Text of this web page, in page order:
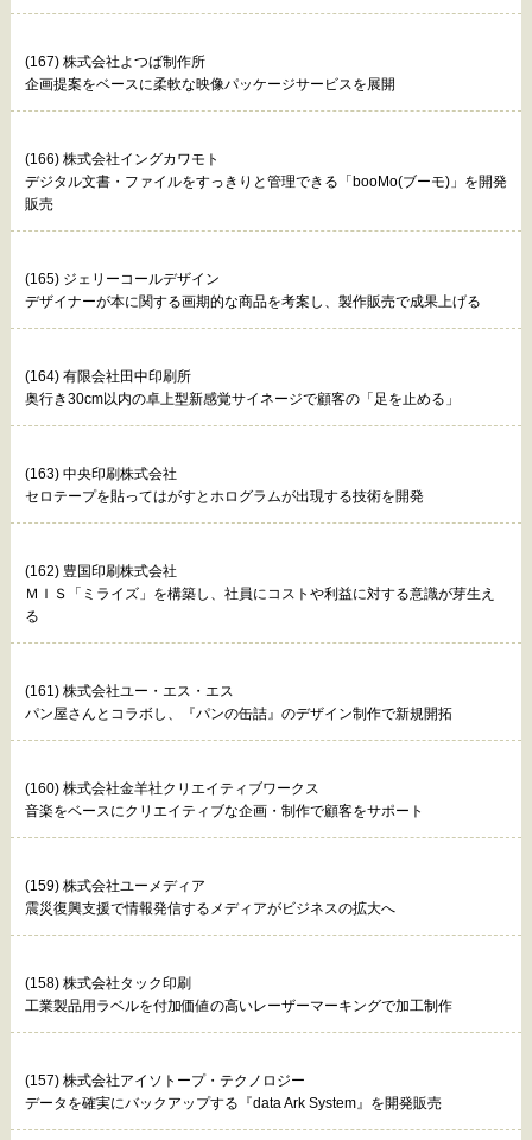
(167) 株式会社よつば制作所
企画提案をベースに柔軟な映像パッケージサービスを展開
(166) 株式会社イングカワモト
デジタル文書・ファイルをすっきりと管理できる「booMo(ブーモ)」を開発
販売
(165) ジェリーコールデザイン
デザイナーが本に関する画期的な商品を考案し、製作販売で成果上げる
(164) 有限会社田中印刷所
奥行き30cm以内の卓上型新感覚サイネージで顧客の「足を止める」
(163) 中央印刷株式会社
セロテープを貼ってはがすとホログラムが出現する技術を開発
(162) 豊国印刷株式会社
ＭＩＳ「ミライズ」を構築し、社員にコストや利益に対する意識が芽生え
る
(161) 株式会社ユー・エス・エス
パン屋さんとコラボし、『パンの缶詰』のデザイン制作で新規開拓
(160) 株式会社金羊社クリエイティブワークス
音楽をベースにクリエイティブな企画・制作で顧客をサポート
(159) 株式会社ユーメディア
震災復興支援で情報発信するメディアがビジネスの拡大へ
(158) 株式会社タック印刷
工業製品用ラベルを付加価値の高いレーザーマーキングで加工制作
(157) 株式会社アイソトープ・テクノロジー
データを確実にバックアップする『data Ark System』を開発販売